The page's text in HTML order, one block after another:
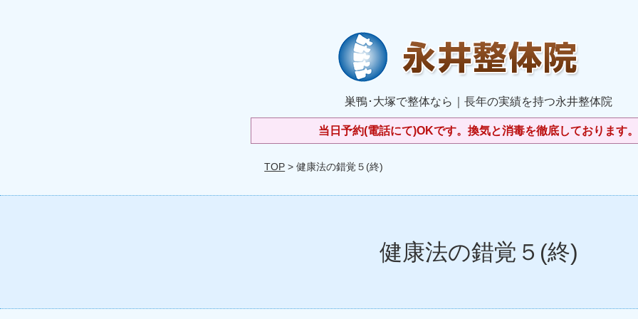
巣鴨･大塚で整体なら｜長年の実績を持つ永井整体院
当日予約(電話にて)OKです。換気と消毒を徹底しております。
TOP > 健康法の錯覚５(終)
健康法の錯覚５(終)